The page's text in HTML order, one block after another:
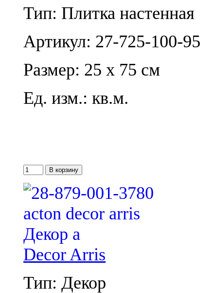
Тип: Плитка настенная
Артикул: 27-725-100-95
Размер: 25 x 75 см
Ед. изм.: кв.м.
Decor Arris
Тип: Декор